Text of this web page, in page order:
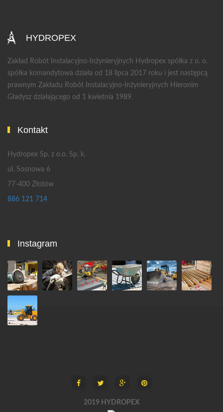
HYDROPEX
Zakład Robót Instalacyjno-Inżynieryjnych Hydropex spółka z o. o.
spółka komandytowa działa od 18 lipca 2017 roku i jest następcą
prawnym Zakładu Robót Instalacyjno-Inżynieryjnych Hieronim
Gładysz działającego od 1 kwietnia 1989.
Kontakt
Hydropex Sp. z o.o. Sp. k.
ul. Sosnowa 6
77-400 Złotów
886 121 714
Instagram
2019 HYDROPEX